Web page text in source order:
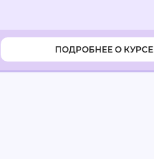
ПОДРОБНЕЕ О КУРСЕ